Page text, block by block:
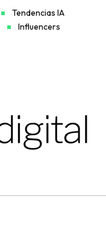
Tendencias IA
Influencers